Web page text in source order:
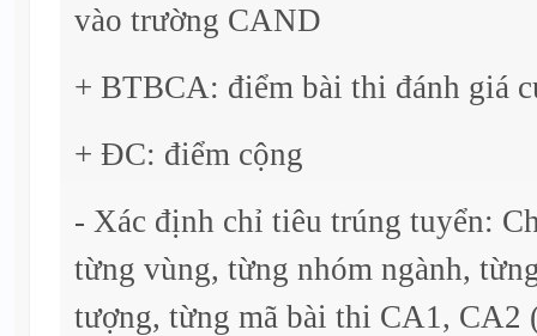
vào trường CAND
+ BTBCA: điểm bài thi đánh giá
+ ĐC: điểm cộng
- Xác định chỉ tiêu trúng tuyển:
từng vùng, từng nhóm ngành,
tượng, từng mã bài thi CA1, CA2